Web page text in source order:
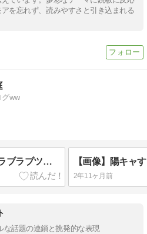
を忘れず、読みやすさと引き込まれる
ww
【画像】檜山沙耶(おさや)ラブラブツーショット写真公開で大荒れ
2年11ヶ月前
な話題の連鎖と挑発的な表現